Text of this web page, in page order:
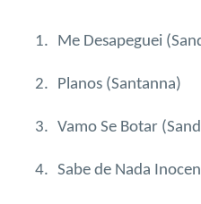
1. Me Desapeguei
2. Planos (Santanna)
3. Vamo Se Botar
4. Sabe de Nada